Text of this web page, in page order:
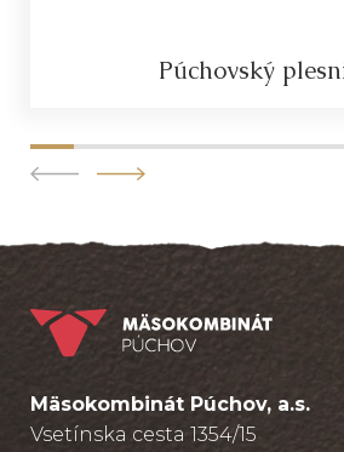
Púchovský
Mäsokombinát Púchov, a.s.
Vsetínska cesta 1354/15